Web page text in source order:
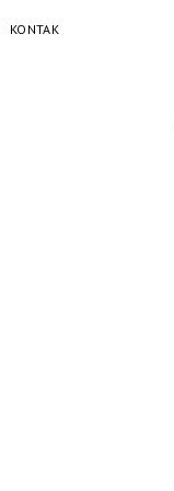
KONTAK